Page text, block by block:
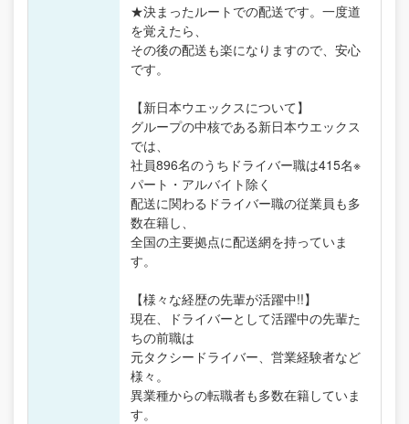
★決まったルートでの配送です。一度道
を覚えたら、
その後の配送も楽になりますので、安心
です。
【新日本ウエックスについて】
グループの中核である新日本ウエックス
では、
社員896名のうちドライバー職は415名※
パート・アルバイト除く
配送に関わるドライバー職の従業員も多
数在籍し、
全国の主要拠点に配送網を持っていま
す。
【様々な経歴の先輩が活躍中!!】
現在、ドライバーとして活躍中の先輩た
ちの前職は
元タクシードライバー、営業経験者など
様々。
異業種からの転職者も多数在籍していま
す。